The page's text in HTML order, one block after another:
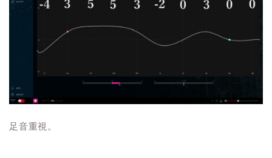
足音重視。